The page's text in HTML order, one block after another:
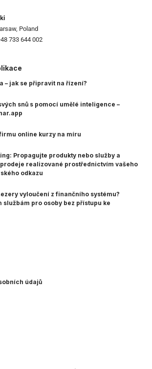
Poland
733 644 002
– jak se připravit na řízení?
snů s pomocí umělé inteligence –
online kurzy na míru
Propagujte produkty nebo služby a
realizované prostřednictvím vašeho
odkazu
vyloučení z finančního systému?
službám pro osoby bez přístupu ke
údajů